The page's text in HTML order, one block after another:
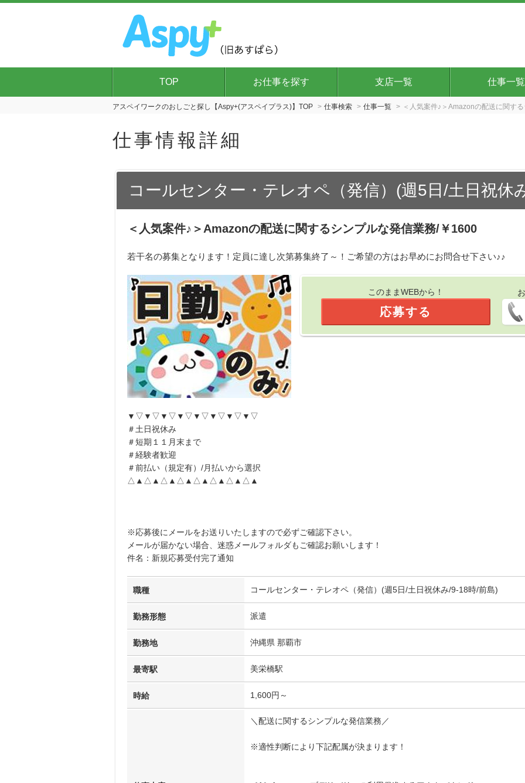
TOP お仕事を探す 支店一覧 仕事一覧
アスペイワークのおしごと探し【Aspy+(アスペイプラス)】TOP 仕事検索 仕事一覧 ＜人気案件♪＞Amazonの配送に関す
仕事情報詳細
コールセンター・テレオペ（発信）(週5日/土日祝休
＜人気案件♪＞Amazonの配送に関するシンプルな発信業務/￥1600
若干名の募集となります！定員に達し次第募集終了～！ご希望の方はお早めにお問合せ下さい♪♪
このままWEBから！
応募する
▼▽▼▽▼▽▼▽▼▽▼▽▼▽▼▽
＃土日祝休み
＃短期１１月末まで
＃経験者歓迎
＃前払い（規定有）/月払いから選択
△▲△▲△▲△▲△▲△▲△▲△▲
※応募後にメールをお送りいたしますので必ずご確認下さい。
メールが届かない場合、迷惑メールフォルダもご確認お願いします！
件名：新規応募受付完了通知
職種 コールセンター・テレオペ（発信）(週5日/土日祝休み/9-18時/前島)
勤務形態 派遣
勤務地 沖縄県 那覇市
最寄駅 美栄橋駅
時給 1,600円～
＼配送に関するシンプルな発信業務／
※適性判断により下記配属が決まります！